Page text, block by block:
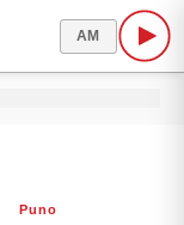
AM
Puno